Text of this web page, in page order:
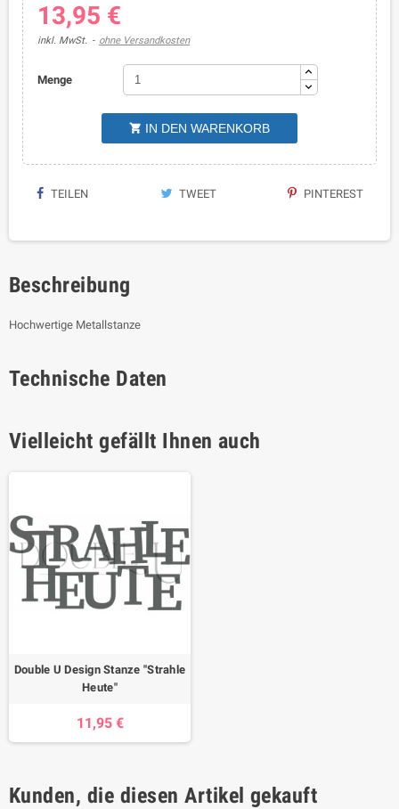
13,95 €
inkl. MwSt. ohne Versandkosten
Menge
 IN DEN WARENKORB
TEILEN TWEET PINTEREST
Beschreibung
Hochwertige Metallstanze
Technische Daten
Vielleicht gefällt Ihnen auch
Double U Design Stanze "Strahle
Heute"
11,95 €
Kunden, die diesen Artikel gekauft